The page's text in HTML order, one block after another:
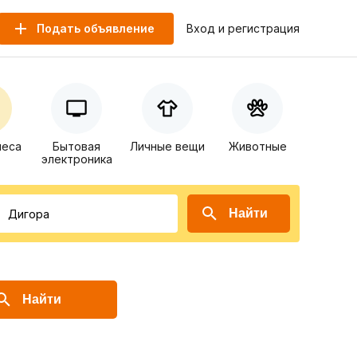
Подать объявление Вход и регистрация
Бытовая
электроника
Личные вещи Животные
Найти
Найти